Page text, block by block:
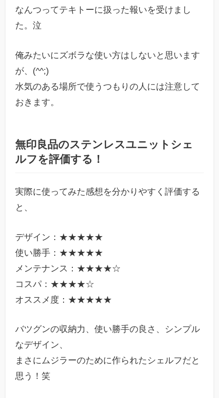
なんつってテキトーに扱った報いを受けまし
た。泣
俺みたいにズボラな使い方はしないと思います
が、(^^;)
水気のある場所で使うつもりの人には注意して
おきます。
無印良品のステンレスユニットシェ
ルフを評価する！
実際に使ってみた感想を分かりやすく評価する
と、
デザイン：★★★★★
使い勝手：★★★★★
メンテナンス：★★★★☆
コスパ：★★★★☆
オススメ度：★★★★★
バツグンの収納力、使い勝手の良さ、シンプル
なデザイン、
まさにムジラーのために作られたシェルフだと
思う！笑